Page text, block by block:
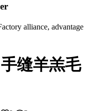
alliance, advantage
缝羊羔毛